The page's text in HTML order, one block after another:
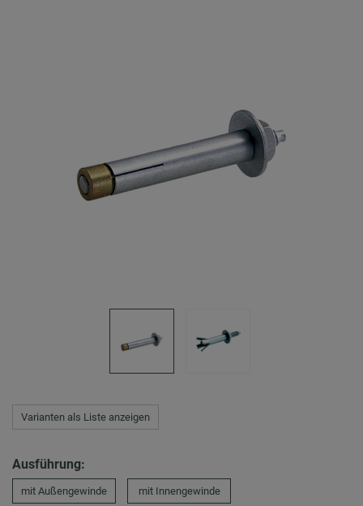
Varianten als Liste anzeigen
Ausführung:
mit Außengewinde mit Innengewinde